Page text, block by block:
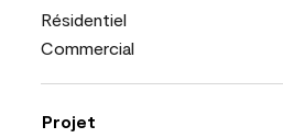
Résidentiel
Commercial
Projet